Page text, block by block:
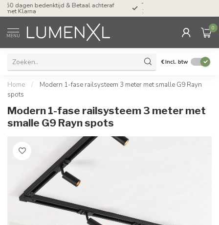
Tel: ma-do tot 23.00, vr tot 21.00, za tot
17.00 uur
MENU
0
€Incl. btw
Home /
Modern 1-fase railsysteem 3 meter met smalle G9 Rayn
spots
Modern 1-fase railsysteem 3 meter met
smalle G9 Rayn spots